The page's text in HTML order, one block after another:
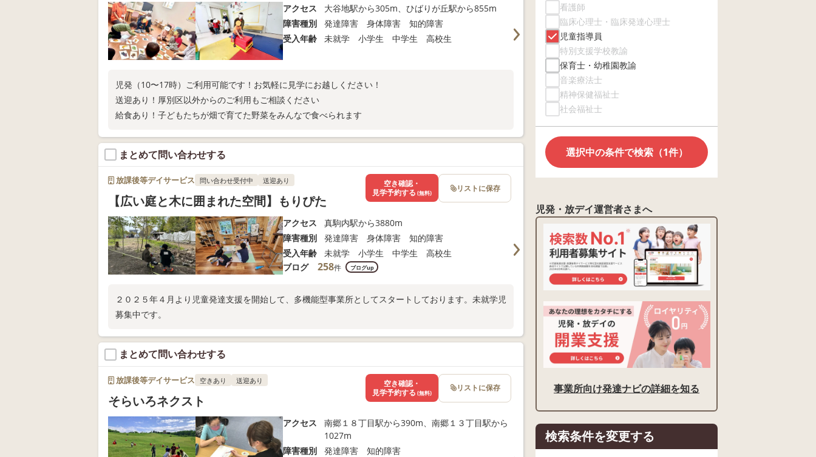
アクセス
大谷地駅から305m、ひばりが丘駅から855m
障害種別
発達障害 身体障害 知的障害
受入年齢
未就学 小学生 中学生 高校生
児発（10〜17時）ご利用可能です！お気軽に見学にお越しください！
送迎あり！厚別区以外からのご利用もご相談ください
給食あり！子どもたちが畑で育てた野菜をみんなで食べられます
まとめて問い合わせする
放課後等デイサービス 問い合わせ受付中 送迎あり
【広い庭と木に囲まれた空間】もりぴた
アクセス
真駒内駅から3880m
障害種別
発達障害 身体障害 知的障害
受入年齢
未就学 小学生 中学生 高校生
ブログ
258件 ブログup
２０２５年４月より児童発達支援を開始して、多機能型事業所としてスタートしております。未就学児
募集中です。
空き確認・
見学予約する (無料) リストに保存
まとめて問い合わせする
放課後等デイサービス 空きあり 送迎あり
そらいろネクスト
アクセス
南郷１８丁目駅から390m、南郷１３丁目駅から
1027m
障害種別
発達障害 知的障害
空き確認・
見学予約する (無料) リストに保存
看護師
臨床心理士・臨床発達心理士
児童指導員
特別支援学校教諭
保育士・幼稚園教諭
音楽療法士
精神保健福祉士
社会福祉士
選択中の条件で検索（1件）
児発・放デイ運営者さまへ
事業所向け発達ナビの詳細を知る
検索条件を変更する